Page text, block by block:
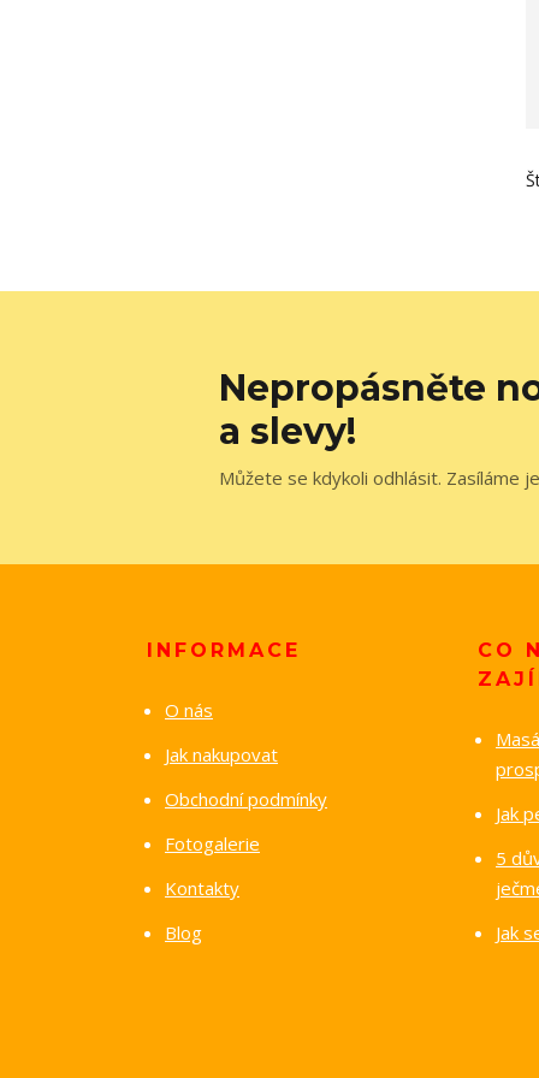
Nepropásněte
a slevy!
Můžete se kdykoli odhlásit. Zasíláme
INFORMACE
O nás
Jak nakupovat
Obchodní podmínky
Fotogalerie
Kontakty
Blog
CO
Jak
5
Jak